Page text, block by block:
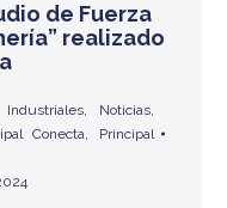
de Fuerza
realizado
, Noticias,
Conecta, Principal